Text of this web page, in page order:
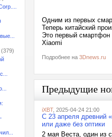
(379)
Одним из первых
Теперь китайский
Это первый смартфон
Xiaomi
Подробнее на 3Dnews.ru
Предыдущие
iXBT, 2025-04-24 21:00
С 23 апреля древний
или даже без оптики
2 мая Веста, один из